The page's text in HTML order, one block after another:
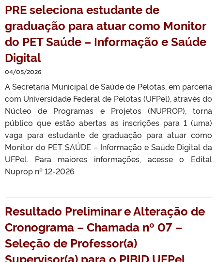
PRE seleciona estudante de
graduação para atuar como Monitor
do PET Saúde – Informação e Saúde
Digital
04/05/2026
A Secretaria Municipal de Saúde de Pelotas, em parceria
com Universidade Federal de Pelotas (UFPel), através do
Núcleo de Programas e Projetos (NUPROP), torna
público que estão abertas as inscrições para 1 (uma)
vaga para estudante de graduação para atuar como
Monitor do PET SAÚDE – Informação e Saúde Digital da
UFPel. Para maiores informações, acesse o Edital
Nuprop nº 12-2026
Resultado Preliminar e Alteração de
Cronograma – Chamada nº 07 –
Seleção de Professor(a)
Supervisor(a) para o PIBID UFPel